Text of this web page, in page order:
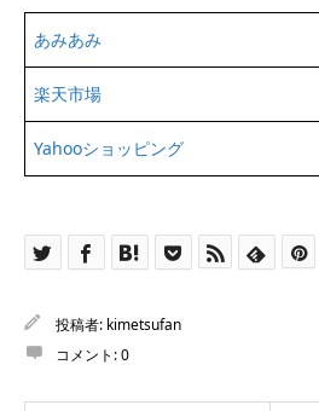
あみあみ
楽天市場
Yahooショッピング
投稿者: kimetsufan
コメント:0